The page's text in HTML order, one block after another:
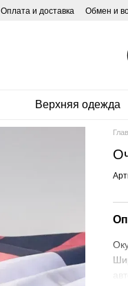
Оплата и доставка Обмен и
Верхняя одежда